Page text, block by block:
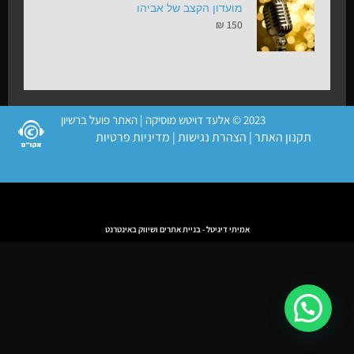
מועדון הקצב של אביהו
₪ 150
2023 © אלעד דויטש מוסיקה | האתר פועל ברשיון
תקנון האתר| הצהרת נגישות| מדיניות פרטיות
אמיתי דיגיטל - בניית אתרים ושיווק באינטרנט